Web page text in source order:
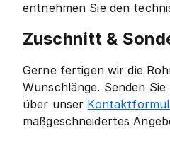
entnehmen Sie den
Zuschnitt &
Gerne fertigen wir die
Wunschlänge. Senden
über unser
maßgeschneidertes